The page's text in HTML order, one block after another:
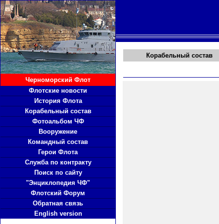
Черноморский Флот
Флотские новости
История Флота
Корабельный состав
Фотоальбом ЧФ
Вооружение
Командный состав
Герои Флота
Служба по контракту
Поиск по сайту
"Энциклопедия ЧФ"
Флотский Форум
Обратная связь
English version
Корабельный состав